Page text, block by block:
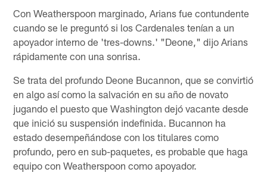
Con Weatherspoon marginado, Arians fue contundente
cuando se le preguntó si los Cardenales tenían a un
apoyador interno de 'tres-downs.' "Deone," dijo Arians
rápidamente con una sonrisa.
Se trata del profundo Deone Bucannon, que se convirtió
en algo así como la salvación en su año de novato
jugando el puesto que Washington dejó vacante desde
que inició su suspensión indefinida. Bucannon ha
estado desempeñándose con los titulares como
profundo, pero en sub-paquetes, es probable que haga
equipo con Weatherspoon como apoyador.